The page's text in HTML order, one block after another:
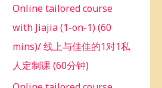
Online tailored course
with Jiajia (1-on-1) (60
mins)/ 线上与佳佳的1对1私
人定制课 (60分钟)